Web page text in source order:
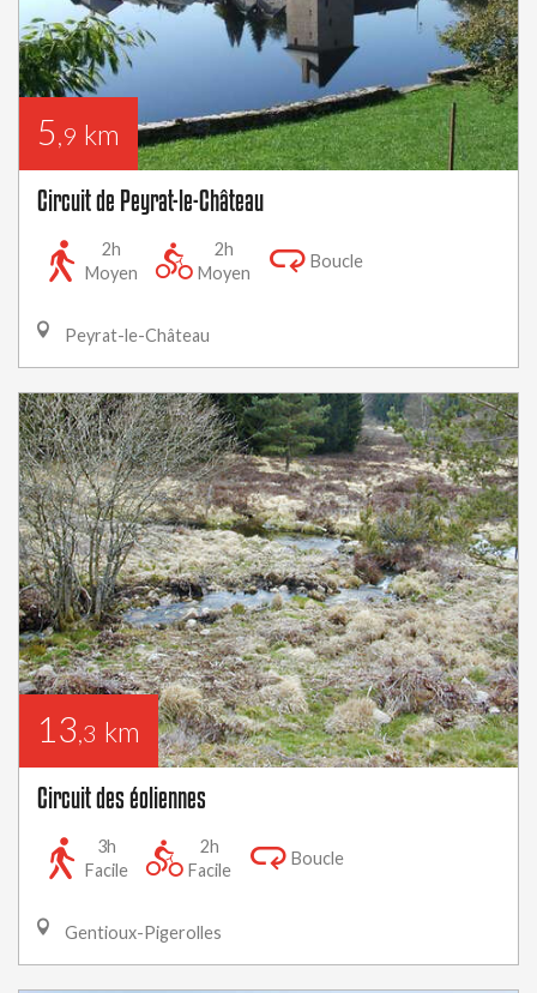
5 ,9 km
Circuit de Peyrat-le-Château
2h
Moyen
2h
Moyen
Boucle
Peyrat-le-Château
13 ,3 km
Circuit des éoliennes
3h
Facile
2h
Facile
Boucle
Gentioux-Pigerolles